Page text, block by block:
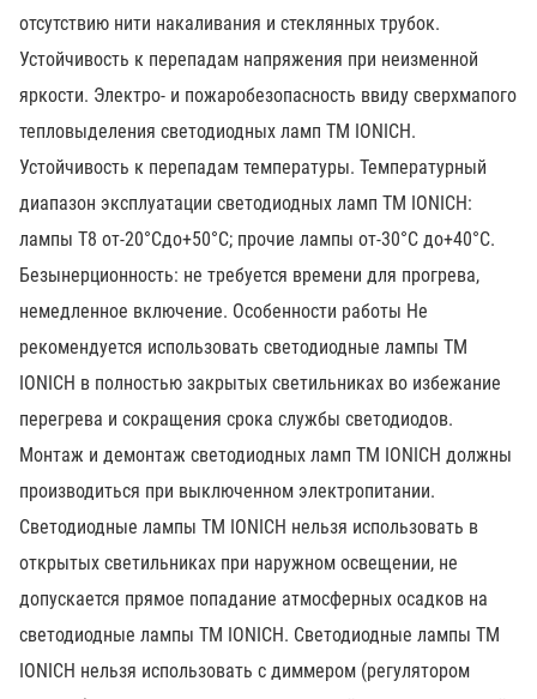
отсутствию нити накаливания и стеклянных трубок.
Устойчивость к перепадам напряжения при неизменной
яркости. Электро- и пожаробезопасность ввиду сверхмапого
тепловыделения светодиодных ламп ТМ IONICH.
Устойчивость к перепадам температуры. Температурный
диапазон эксплуатации светодиодных ламп ТМ IONICH:
лампы Т8 от-20°Сдо+50°С; прочие лампы от-30°С до+40°С.
Безынерционность: не требуется времени для прогрева,
немедленное включение. Особенности работы Не
рекомендуется использовать светодиодные лампы ТМ
IONICH в полностью закрытых светильниках во избежание
перегрева и сокращения срока службы светодиодов.
Монтаж и демонтаж светодиодных ламп ТМ IONICH должны
производиться при выключенном электропитании.
Светодиодные лампы ТМ IONICH нельзя использовать в
открытых светильниках при наружном освещении, не
допускается прямое попадание атмосферных осадков на
светодиодные лампы ТМ IONICH. Светодиодные лампы ТМ
IONICH нельзя использовать с диммером (регулятором